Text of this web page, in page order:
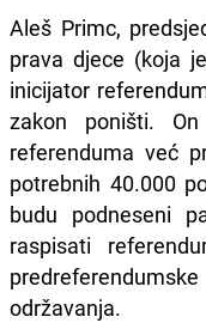
Aleš Primc,
prava djece (koja
inicijator
zakon poništi.
referenduma već
potrebnih 40.000
budu podneseni
raspisati
održavanja.